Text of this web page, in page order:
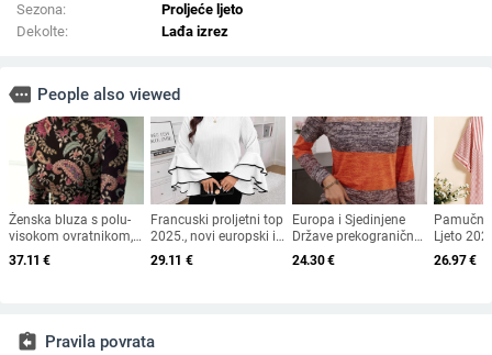
Sezona:
Proljeće ljeto
Dekolte:
Lađa izrez
more People also viewed
Ženska bluza s polu-
visokom ovratnikom,
dugi rukavi, poliester,
otisak, jesen 2024
37.11 €
Francuski proljetni top
2025., novi europski i
američki modni dizajn
s visokim rogom i
vanjsku trgovinu
29.11 €
Europa i Sjedinjene
Države prekogranična
proljetna i jesenska
nova TEMU Amazon
24.30€
Pamučni
Ljeto
veličina
kardigan
26.97€
assignment_return Pravila povrata